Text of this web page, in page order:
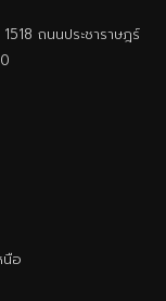
ถนนประชาราษฎร์
นือ